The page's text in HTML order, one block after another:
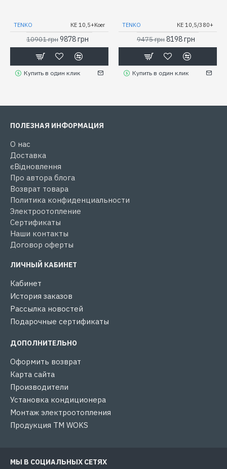
TENKO КЕ 10,5+Koer
10901 грн9878 грн
Купить в один клик
TENKO КЕ 10,5/380+
9475 грн8198 грн
Купить в один клик
ПОЛЕЗНАЯ ИНФОРМАЦИЯ
О нас
Доставка
єВідновлення
Про автора блога
Возврат товара
Политика конфиденциальности
Электроотопление
Сертификаты
Наши контакты
Договор оферты
ЛИЧНЫЙ КАБИНЕТ
Кабинет
История заказов
Рассылка новостей
Подарочные сертификаты
ДОПОЛНИТЕЛЬНО
Оформить возврат
Карта сайта
Производители
Установка кондиционера
Монтаж электроотопления
Продукция ТМ WOKS
МЫ В СОЦИАЛЬНЫХ СЕТЯХ